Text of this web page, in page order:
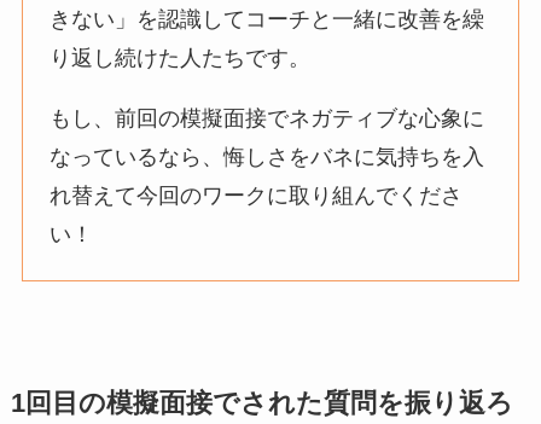
きない」を認識してコーチと一緒に改善を繰
り返し続けた人たちです。
もし、前回の模擬面接でネガティブな心象に
なっているなら、悔しさをバネに気持ちを入
れ替えて今回のワークに取り組んでくださ
い！
1回目の模擬面接でされた質問を振り返ろ